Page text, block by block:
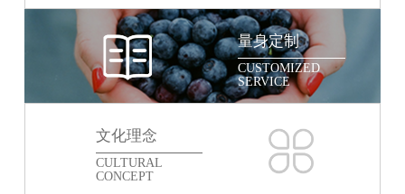
量身定制
CUSTOMIZED
SERVICE
文化理念
CULTURAL
CONCEPT